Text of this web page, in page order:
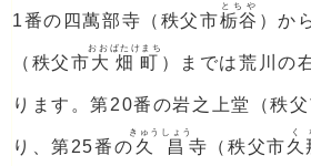
1番の四萬部寺（秩父市栃谷
とちや
）か
（秩父市大畑町
おおばたけまち
）までは荒川の
ります。第20番の岩之上堂（秩
り、第25番の 久昌
きゅうしょう
寺（秩父市久
く